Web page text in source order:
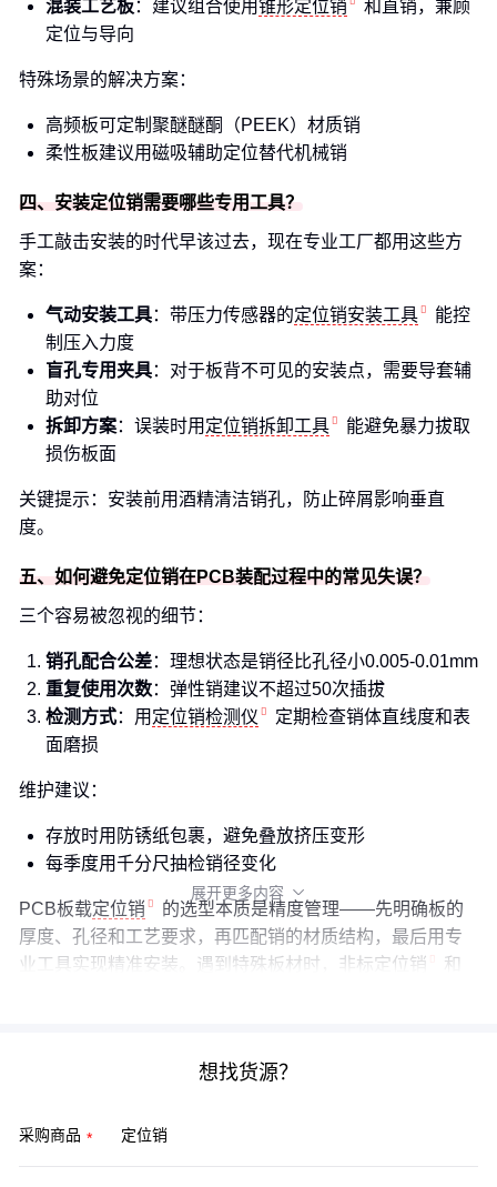
混装工艺板：建议组合使用锥形定位销
和直销，兼顾
定位与导向
特殊场景的解决方案：
高频板可定制聚醚醚酮（PEEK）材质销
柔性板建议用磁吸辅助定位替代机械销
四、安装定位销需要哪些专用工具？
手工敲击安装的时代早该过去，现在专业工厂都用这些方
案：
气动安装工具：带压力传感器的定位销安装工具
能控
制压入力度
盲孔专用夹具：对于板背不可见的安装点，需要导套辅
助对位
拆卸方案：误装时用 定位销拆卸工具
能避免暴力拔取
损伤板面
关键提示：安装前用酒精清洁销孔，防止碎屑影响垂直
度。
五、如何避免定位销在PCB装配过程中的常见失误？
三个容易被忽视的细节：
销孔配合公差：理想状态是销径比孔径小0.005-0.01mm
重复使用次数：弹性销建议不超过50次插拔
检测方式：用 定位销检测仪
定期检查销体直线度和表
面磨损
维护建议：
存放时用防锈纸包裹，避免叠放挤压变形
每季度用千分尺抽检销径变化
PCB板载定位销
的选型本质是精度管理——先明确板的
厚度、孔径和工艺要求，再匹配销的材质结构，最后用专
业工具实现精准安装。遇到特殊板材时， 非标定位销
和
展开更多内容 
想找货源？
采购商品